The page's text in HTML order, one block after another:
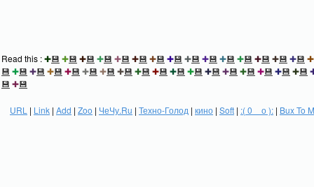
Read this :✚💾 ✚💾 ✚💾 ✚💾 ✚💾 ✚💾 ✚💾 ✚💾 ✚💾 ✚💾 ✚💾 ✚💾 ✚💾 ✚💾 ✚💾 ✚
💾 ✚💾 ✚💾 ✚💾 ✚💾 ✚💾 ✚💾 ✚💾 ✚💾 ✚💾 ✚💾 ✚💾 ✚💾 ✚💾 ✚💾 ✚💾 ✚💾 ✚💾
💾 ✚💾
URL | Link | Add | Zoo | ЧеЧу.Ru | Техно-Голод | кино | Soft | :( 0 _ о ): | Bux To